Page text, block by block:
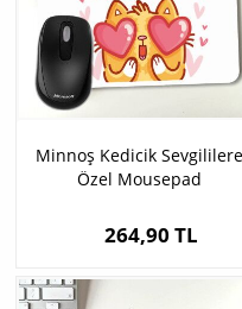
Minnoş Kedicik Sevgililere
Özel Mousepad
264,90 TL